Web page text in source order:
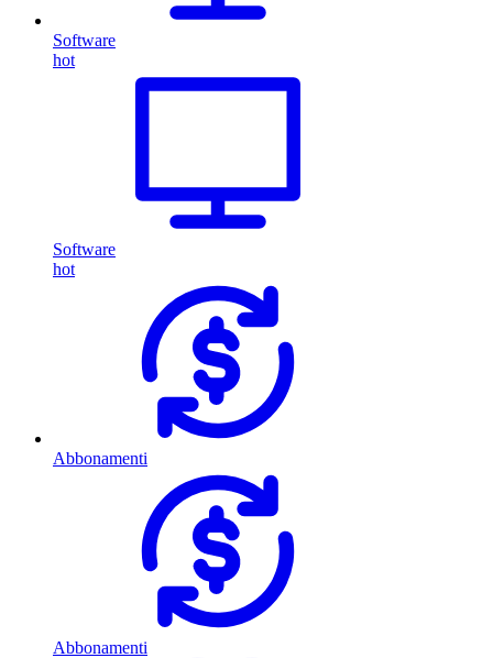
Software
hot
Software
hot
Abbonamenti
Abbonamenti